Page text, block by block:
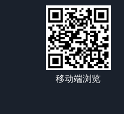
移动端浏览